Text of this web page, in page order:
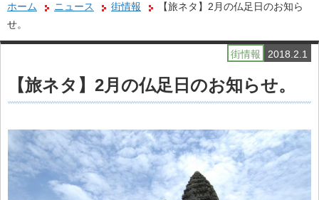
ホーム ニュース 街情報
【旅ネタ】2月の仏足日のお知ら
せ。
2018.2.1
街情報
【旅ネタ】2月の仏足日のお知らせ。